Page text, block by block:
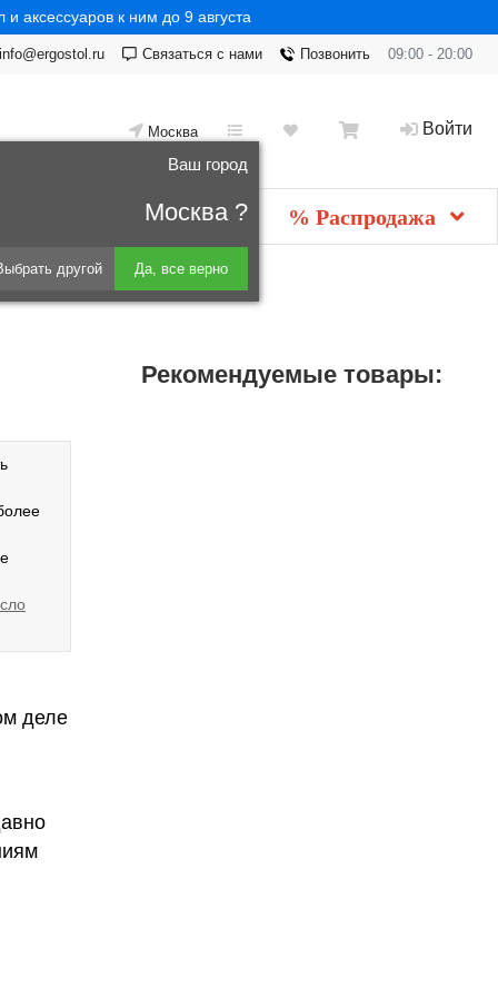
аксессуаров к ним до 9 августа
09:00 - 20:00
Позвонить
Связаться с нами
info@ergostol.ru
Москва
Ваш город
Москва ?
другой Да, все верно
Войти
Новинки % Распродажа
деле
Рекомендуемые товары: